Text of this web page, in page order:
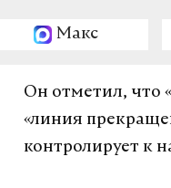
Макс
Он отметил, что
«линия
контролирует к